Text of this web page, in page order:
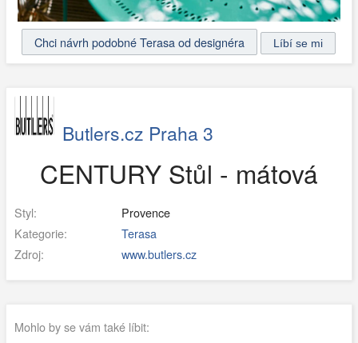
Chci návrh podobné Terasa od designéra
Butlers.cz Praha 3
CENTURY Stůl - mátová
Styl:
Provence
Kategorie:
Terasa
Zdroj:
www.butlers.cz
Mohlo by se vám také líbit: